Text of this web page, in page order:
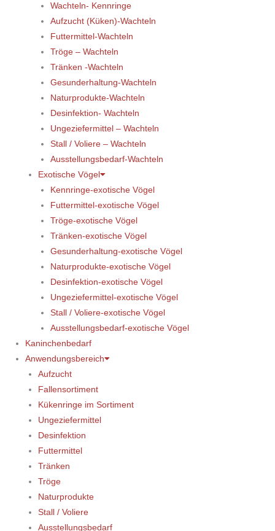
Wachteln- Kennringe
Aufzucht (Küken)-Wachteln
Futtermittel-Wachteln
Tröge – Wachteln
Tränken -Wachteln
Gesunderhaltung-Wachteln
Naturprodukte-Wachteln
Desinfektion- Wachteln
Ungeziefermittel – Wachteln
Stall / Voliere – Wachteln
Ausstellungsbedarf-Wachteln
Exotische Vögel
Kennringe-exotische Vögel
Futtermittel-exotische Vögel
Tröge-exotische Vögel
Tränken-exotische Vögel
Gesunderhaltung-exotische Vögel
Naturprodukte-exotische Vögel
Desinfektion-exotische Vögel
Ungeziefermittel-exotische Vögel
Stall / Voliere-exotische Vögel
Ausstellungsbedarf-exotische Vögel
Kaninchenbedarf
Anwendungsbereich
Aufzucht
Fallensortiment
Kükenringe im Sortiment
Ungeziefermittel
Desinfektion
Futtermittel
Tränken
Tröge
Naturprodukte
Stall / Voliere
Ausstellungsbedarf